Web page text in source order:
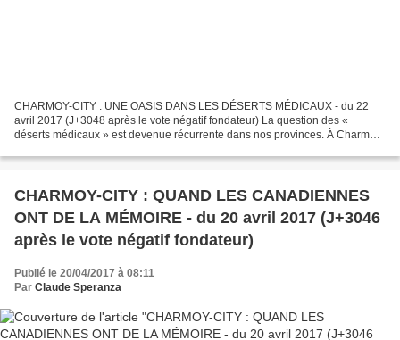
CHARMOY-CITY : UNE OASIS DANS LES DÉSERTS MÉDICAUX - du 22
avril 2017 (J+3048 après le vote négatif fondateur) La question des «
déserts médicaux » est devenue récurrente dans nos provinces. À Charmoy-
CHARMOY-CITY : QUAND LES CANADIENNES
ONT DE LA MÉMOIRE - du 20 avril 2017 (J+3046
après le vote négatif fondateur)
Publié le 20/04/2017 à 08:11
Par Claude Speranza